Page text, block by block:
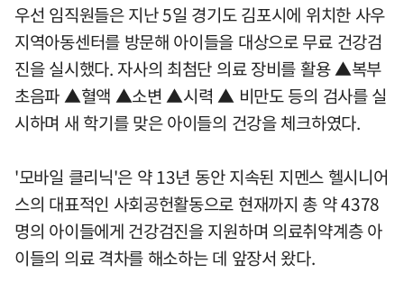
우선 임직원들은 지난 5일 경기도 김포시에 위치한 사우
지역아동센터를 방문해 아이들을 대상으로 무료 건강검
진을 실시했다. 자사의 최첨단 의료 장비를 활용 ▲복부
초음파 ▲혈액 ▲소변 ▲시력 ▲ 비만도 등의 검사를 실
시하며 새 학기를 맞은 아이들의 건강을 체크하였다.
'모바일 클리닉'은 약 13년 동안 지속된 지멘스 헬시니어
스의 대표적인 사회공헌활동으로 현재까지 총 약 4378
명의 아이들에게 건강검진을 지원하며 의료취약계층 아
이들의 의료 격차를 해소하는 데 앞장서 왔다.